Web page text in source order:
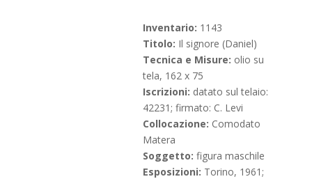
Inventario: 1143
Titolo: Il signore (Daniel)
Tecnica e Misure: olio su
tela, 162 x 75
Iscrizioni: datato sul telaio:
42231; firmato: C. Levi
Collocazione: Comodato
Matera
Soggetto: figura maschile
Esposizioni: Torino, 1961;